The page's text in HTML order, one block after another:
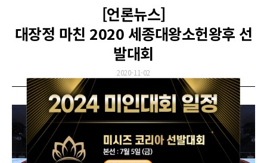
[언론뉴스]
대장정 마친 2020 세종대왕소헌왕후 선
발대회
2020-11-02